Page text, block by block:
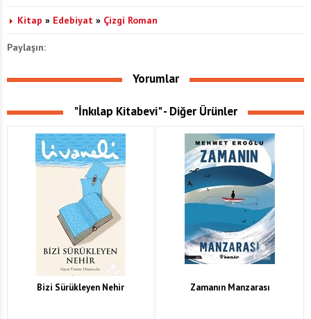
Kitap » Edebiyat » Çizgi Roman
Paylaşın:
Yorumlar
"İnkılap Kitabevi" - Diğer Ürünler
Bizi Sürükleyen Nehir Zamanın Manzarası